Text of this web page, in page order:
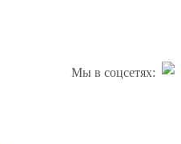
Мы в соцсетях: